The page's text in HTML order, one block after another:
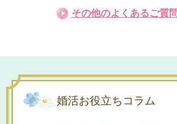
その他のよくあるご質
婚活お役立ちコラム